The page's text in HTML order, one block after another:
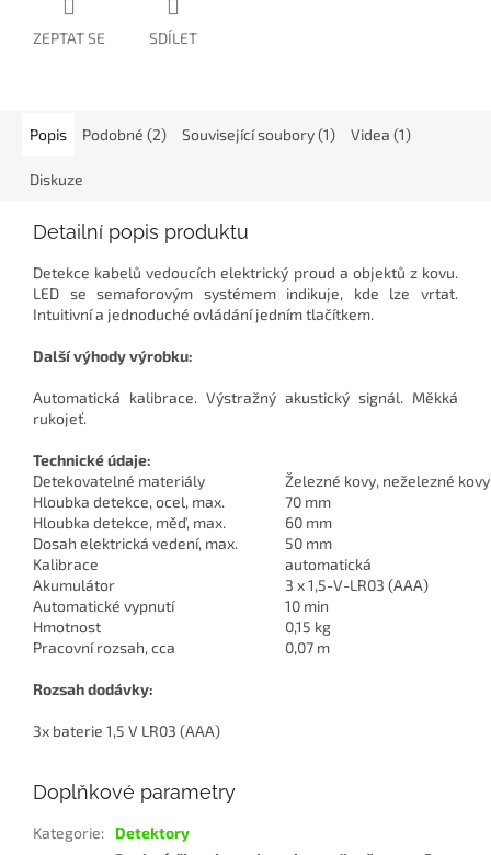
ZEPTAT SE SDÍLET
Popis Podobné (2) Související soubory (1) Videa (1)
Diskuze
Detailní popis produktu
Detekce kabelů vedoucích elektrický proud a objektů z kovu.
LED se semaforovým systémem indikuje, kde lze vrtat.
Intuitivní a jednoduché ovládání jedním tlačítkem.
Další výhody výrobku:
Automatická kalibrace. Výstražný akustický signál. Měkká
rukojeť.
Technické údaje:
Detekovatelné materiály
Železné kovy, neželezné
Hloubka detekce, ocel, max.
70 mm
Hloubka detekce, měď, max.
60 mm
Dosah elektrická vedení, max.
50 mm
Kalibrace
automatická
Akumulátor
3 x 1,5-V-LR03 (AAA)
Automatické vypnutí
10 min
Hmotnost
0,15 kg
Pracovní rozsah, cca
0,07 m
Rozsah dodávky:
3x baterie 1,5 V LR03 (AAA)
Doplňkové parametry
Kategorie:
Detektory